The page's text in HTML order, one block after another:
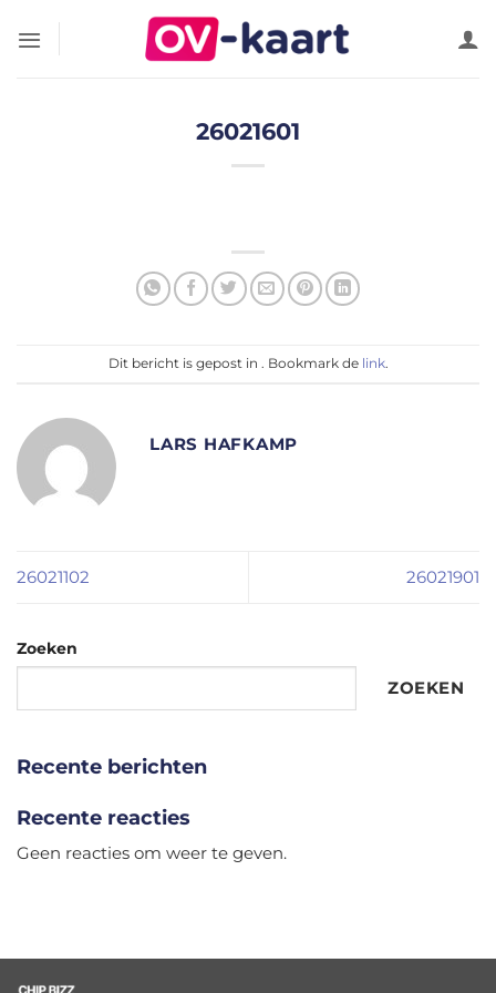
naar
26021601
Dit bericht is gepost in . Bookmark de link.
LARS HAFKAMP
26021102 26021901
Zoeken
ZOEKEN
Recente berichten
Recente reacties
Geen reacties om weer te geven.